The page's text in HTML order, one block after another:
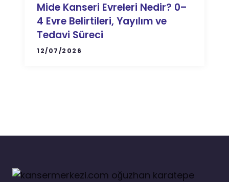
Mide Kanseri Evreleri Nedir? 0–
4 Evre Belirtileri, Yayılım ve
Tedavi Süreci
12/07/2026